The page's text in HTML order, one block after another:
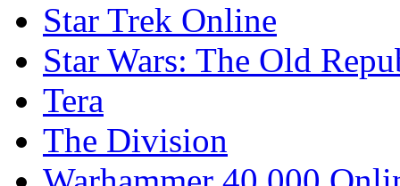
Star Trek Online
Star Wars: The Old
Tera
The Division